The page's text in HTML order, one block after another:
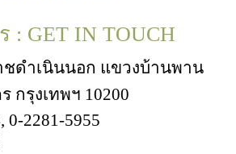
: GET IN TOUCH
ชดำเนินนอก แขวงบ้านพาน
กรุงเทพฯ 10200
0-2281-5955